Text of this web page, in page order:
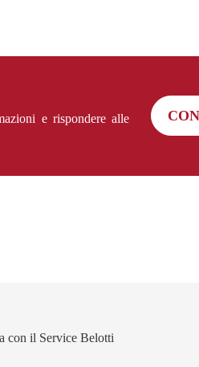
e rispondere alle
con il Service Belotti